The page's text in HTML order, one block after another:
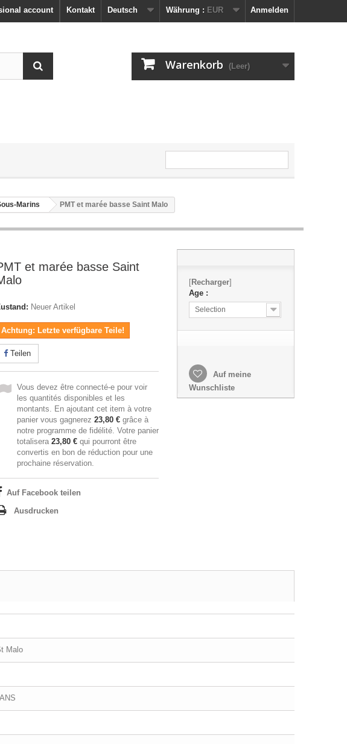
Anmelden
Währung : EUR
Deutsch
Kontakt
account
Warenkorb (Leer)
Marins PMT et marée basse Saint Malo
et marée basse Saint
Neuer Artikel
Achtung: Letzte verfügbare Teile!
Teilen
Vous devez être connecté-e pour voir
les quantités disponibles et les
montants. En ajoutant cet item à votre
panier vous gagnerez 23,80 € grâce à
notre programme de fidélité. Votre panier
totalisera 23,80 € qui pourront être
convertis en bon de réduction pour une
prochaine réservation.
Auf Facebook teilen
Ausdrucken
[Recharger]
Age :
Selection
Auf meine
Wunschliste
Malo